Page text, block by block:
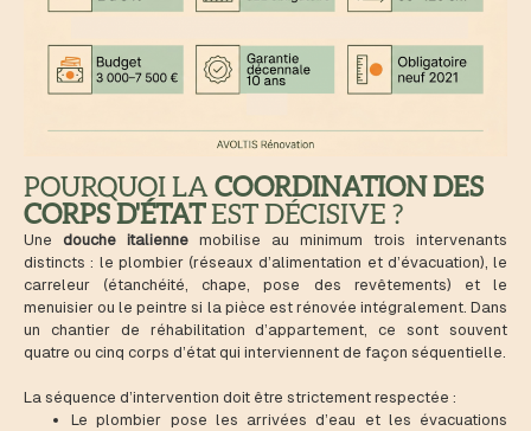
POURQUOI LA COORDINATION DES
CORPS D'ÉTATEST DÉCISIVE ?
Une douche italienne mobilise au minimum trois intervenants
distincts : le plombier (réseaux d’alimentation et d’évacuation), le
carreleur (étanchéité, chape, pose des revêtements) et le
menuisier ou le peintre si la pièce est rénovée intégralement. Dans
un chantier de réhabilitation d’appartement, ce sont souvent
quatre ou cinq corps d’état qui interviennent de façon séquentielle.
La séquence d’intervention doit être strictement respectée :
Le plombier pose les arrivées d’eau et les évacuations